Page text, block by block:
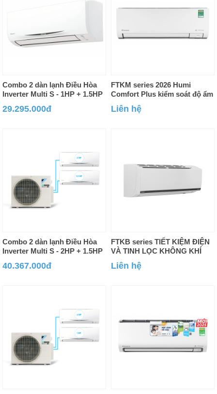
Combo 2 dàn lạnh Điều Hòa
Inverter Multi S - 1HP + 1.5HP
29.295.000đ
FTKM series 2026 Humi
Comfort Plus kiểm soát độ ẩm
Liên hệ
Combo 2 dàn lạnh Điều Hòa
Inverter Multi S - 2HP + 1.5HP
40.367.000đ
FTKB series TIẾT KIỆM ĐIỆN
VÀ TINH LỌC KHÔNG KHÍ
Liên hệ